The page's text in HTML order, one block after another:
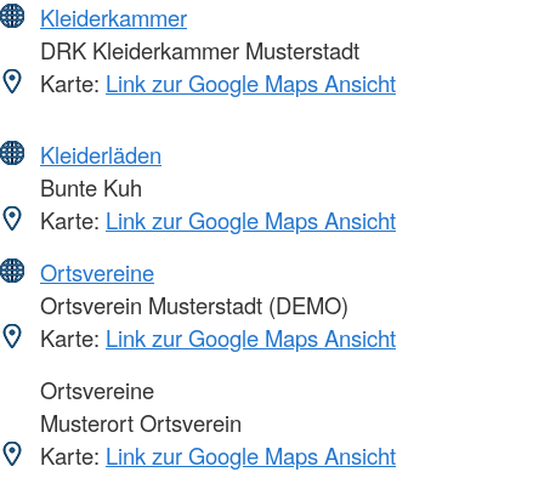
Kleiderkammer
DRK Kleiderkammer Musterstadt
Karte: Link zur Google Maps Ansicht
Kleiderläden
Bunte Kuh
Karte: Link zur Google Maps Ansicht
Ortsvereine
Ortsverein Musterstadt (DEMO)
Karte: Link zur Google Maps Ansicht
Ortsvereine
Musterort Ortsverein
Karte: Link zur Google Maps Ansicht